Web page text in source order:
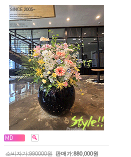
소비자가:990000원 판매가:880,000원